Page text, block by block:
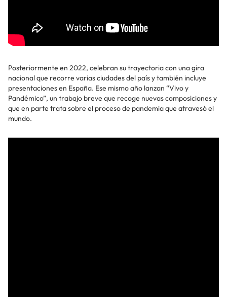
Posteriormente en 2022, celebran su trayectoria con una gira
nacional que recorre varias ciudades del país y también incluye
presentaciones en España. Ese mismo año lanzan “Vivo y
Pandémico”, un trabajo breve que recoge nuevas composiciones y
que en parte trata sobre el proceso de pandemia que atravesó el
mundo.